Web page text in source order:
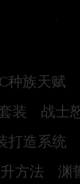
种族天赋
装 战士
打造系统
方法 渊